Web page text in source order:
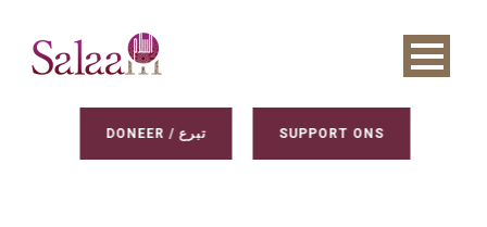
DONEER / تبرع SUPPORT ONS